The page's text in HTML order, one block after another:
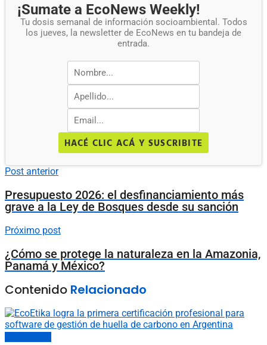
¡Sumate a EcoNews Weekly!
Tu dosis semanal de información socioambiental. Todos
los jueves, la newsletter de EcoNews en tu bandeja de
entrada.
HACÉ CLIC ACÁ Y SUSCRIBITE
Post anterior
Presupuesto 2026: el desfinanciamiento más
grave a la Ley de Bosques desde su sanción
Próximo post
¿Cómo se protege la naturaleza en la Amazonia,
Panamá y México?
Contenido Relacionado